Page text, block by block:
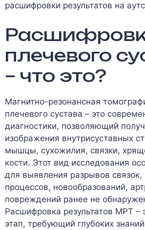
расшифровки результатов на
плечевого
– что это?
Магнитно-резонансная
плечевого сустава – это
диагностики, позволяющий
изображения внутрисуставных
мышцы, сухожилия, связки,
кости. Этот вид исследования
для выявления разрывов связок,
процессов, новообразований,
повреждений ранее не
Расшифровка результатов МРТ –
этап, требующий глубоких